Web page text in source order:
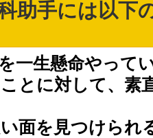
助手には以下
一生懸命やって
とに対して、素
面を見つけられ